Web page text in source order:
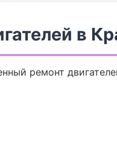
в
ремонт